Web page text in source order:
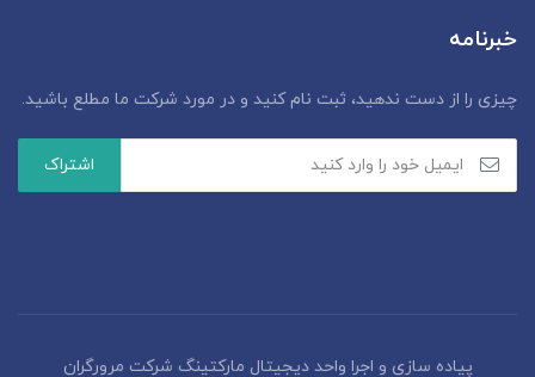
خبرنامه
چیزی را از دست ندهید، ثبت نام کنید و در مورد شرکت ما مطلع باشید.
پیاده سازی و اجرا واحد دیجیتال مارکتینگ شرکت مرورگران